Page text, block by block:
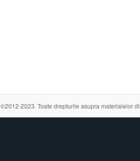
©2012-2023. Toate drepturile asupra materialelor